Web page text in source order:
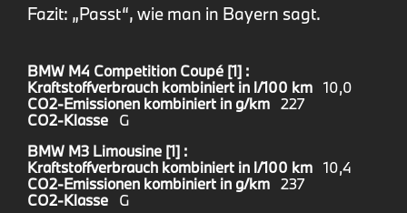
Fazit: „Passt“, wie man in Bayern sagt.
BMW M4 Competition Coupé [1] :
Kraftstoffverbrauch kombiniert in l/100 km 10,0
CO2-Emissionen kombiniert in g/km 227
CO2-Klasse
G
BMW M3 Limousine [1] :
Kraftstoffverbrauch kombiniert in l/100 km 10,4
CO2-Emissionen kombiniert in g/km 237
CO2-Klasse
G